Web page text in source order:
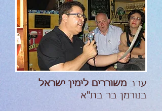
ערב משוררים לימין ישראל
בנורמן בר בת"א